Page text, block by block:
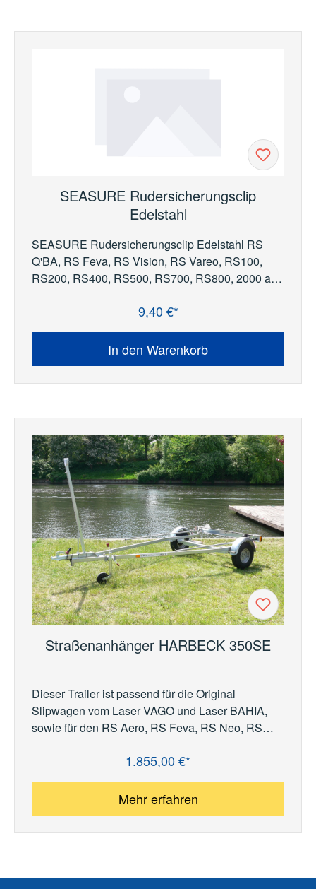
SEASURE Rudersicherungsclip
Edelstahl
SEASURE Rudersicherungsclip Edelstahl RS
Q'BA, RS Feva, RS Vision, RS Vareo, RS100,
RS200, RS400, RS500, RS700, RS800, 2000 and
9,40 €*
In den Warenkorb
Straßenanhänger HARBECK 350SE
Dieser Trailer ist passend für die Original
Slipwagen vom Laser VAGO und Laser BAHIA,
sowie für den RS Aero, RS Feva, RS Neo, RS
Der Trailer wird standardmäßig mit Bugrad,
Maststütze, 1A Markenbereifung, 13-poligen
Stecker, 100 km/h Datenbestätigung und
passendem Schild für den 100 km/h Aufkleber
Mehr zur 100 km/h Regelung finden sie hier.
1.855,00 €*
Mehr erfahren